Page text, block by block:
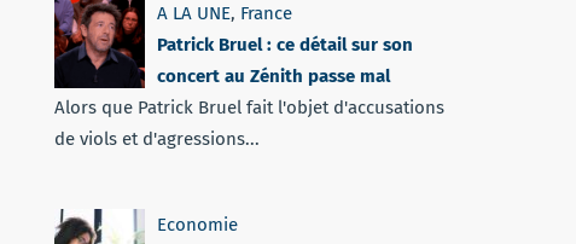
A LA UNE, France
Patrick Bruel : ce détail sur son
concert au Zénith passe mal
Alors que Patrick Bruel fait l'objet d'accusations
de viols et d'agressions...
Economie